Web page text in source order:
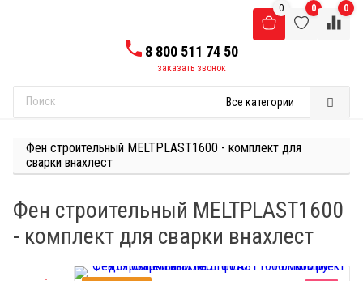
8 800 511 74 50
заказать звонок
0 0 0
Все категории
Фен строительный MELTPLAST1600 - комплект для
сварки внахлест
Фен строительный MELTPLAST1600
- комплект для сварки внахлест